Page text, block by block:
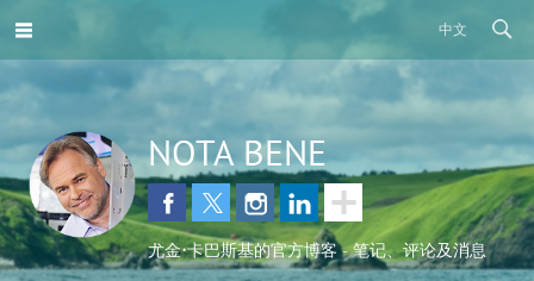
中文
NOTA BENE
尤金•卡巴斯基的官方博客 - 笔记、评论及消息